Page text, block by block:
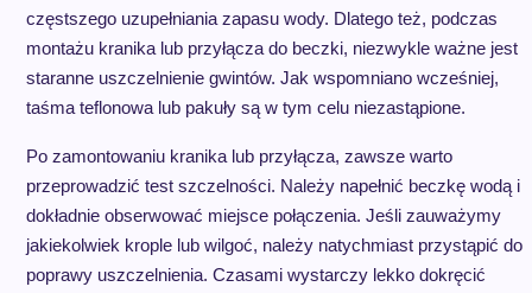
częstszego uzupełniania zapasu wody. Dlatego też, podczas
montażu kranika lub przyłącza do beczki, niezwykle ważne jest
staranne uszczelnienie gwintów. Jak wspomniano wcześniej,
taśma teflonowa lub pakuły są w tym celu niezastąpione.
Po zamontowaniu kranika lub przyłącza, zawsze warto
przeprowadzić test szczelności. Należy napełnić beczkę wodą i
dokładnie obserwować miejsce połączenia. Jeśli zauważymy
jakiekolwiek krople lub wilgoć, należy natychmiast przystąpić do
poprawy uszczelnienia. Czasami wystarczy lekko dokręcić